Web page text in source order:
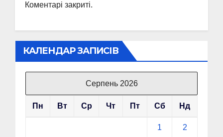
Коментарі закриті.
КАЛЕНДАР ЗАПИСІВ
Серпень 2026
Пн Вт Ср Чт Пт Сб Нд
1 2